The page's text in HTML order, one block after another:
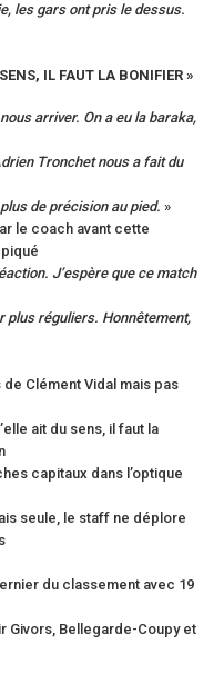
les gars ont pris le dessus.
IL FAUT LA BONIFIER »
arriver. On a eu la baraka,
Tronchet nous a fait du
de précision au pied. »
le coach avant cette
J’espère que ce match
plus réguliers. Honnêtement,
Clément Vidal mais pas
ait du sens, il faut la
capitaux dans l’optique
seule, le staff ne déplore
du classement avec 19
Givors, Bellegarde-Coupy et